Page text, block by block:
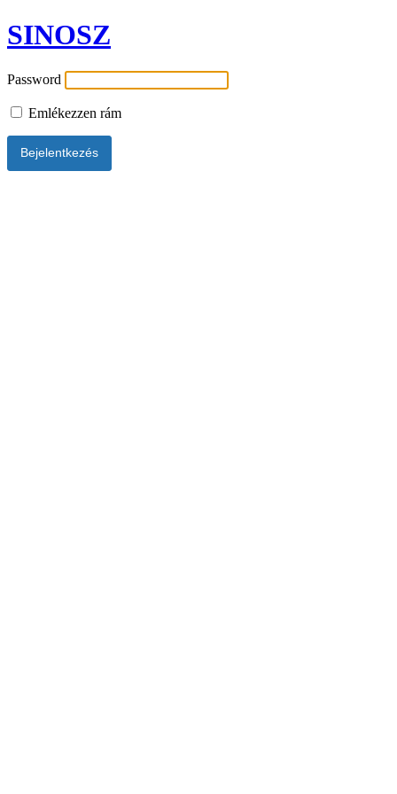
SINOSZ
Password
Emlékezzen rám